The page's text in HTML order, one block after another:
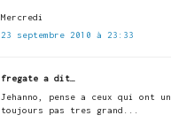
Mercredi
23 septembre 2010 à 23:33
fregate a dit…
Jehanno, pense a ceux qui ont
toujours pas tres grand...